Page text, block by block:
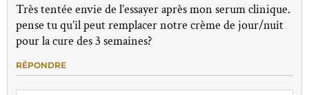
Très tentée envie de l’essayer après mon serum clinique.
pense tu qu’il peut remplacer notre crème de jour/nuit
pour la cure des 3 semaines?
RÉPONDRE